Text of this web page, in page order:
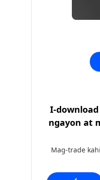
I-
ngayon at
Mag-trade